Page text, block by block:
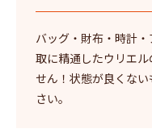
バッグ・財布・時計
取に精通したウリエ
せん！状態が良くな
さい。